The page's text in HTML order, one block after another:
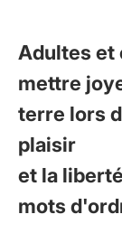
Adultes et
mettre
terre lors
plaisir
et la
mots